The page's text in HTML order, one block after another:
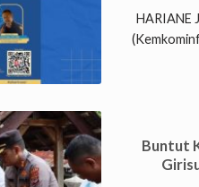
HARIANE
Buntut